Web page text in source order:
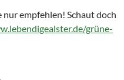
nur empfehlen! Schaut doch
grüne-